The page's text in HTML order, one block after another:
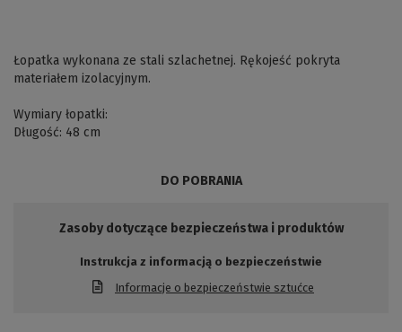
Łopatka wykonana ze stali szlachetnej. Rękojeść pokryta
materiałem izolacyjnym.
Wymiary łopatki:
Długość: 48 cm
DO POBRANIA
Zasoby dotyczące bezpieczeństwa i produktów
Instrukcja z informacją o bezpieczeństwie
Informacje o bezpieczeństwie sztućce